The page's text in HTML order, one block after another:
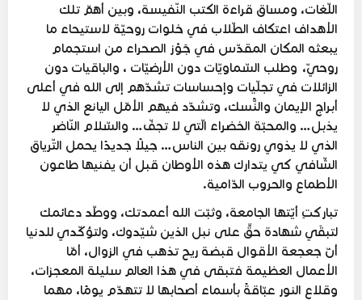
اللّغات، ومساق قراءة الكتب النّفيسة، وبين أهمّ تلك
الأهداف اعتكاف الطّلاب في خلوات روحيّة لاستيحاء ما
يبعثه المكان المقدّس في جَوْز الصحراء من استجمام
روحيّ، وطلب السّماويّات دون الأرضيّات ، والباقيات دون
الزائلات في تجلّيات وإحساسات تشدّهم إلى الله في أعلى
أبراج الإيمان والنًّسك، وتشدّد فيهم الأمّل اليانع الذي لا
يذبل… والمحبّة الخضراء الّتي لا تجفّ… والسّلام النّاضر
الذي لا يذوي رونقه بين الناس… جيلًا جديدًا يحمل التّرياق
الشّافي كي يتدارك هذه الأوطان قبل أن يفنيها طاعون
الأطماع والحروب الدّامية.
تباركتِ أيّتها الجامعة، وثبّت الله أعمدتك، ووطّد دعائمك
لتبقَي شهادة حقٍّ على نبل الذين شيّدوك، ولتؤكّدي للدنيا
أنّ جعجعة الأقوال قبضة ريح تذهب في الزوال، أمّا
الأعمال العظيمة فتبقى في هذا العالم سليلة المعجزات،
وقلاع النور عبّاقةً بأسماء أصحابها لا تتهدّم يومًا، مهما